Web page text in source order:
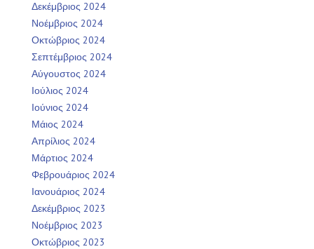
Δεκέμβριος 2024
Νοέμβριος 2024
Οκτώβριος 2024
Σεπτέμβριος 2024
Αύγουστος 2024
Ιούλιος 2024
Ιούνιος 2024
Μάιος 2024
Απρίλιος 2024
Μάρτιος 2024
Φεβρουάριος 2024
Ιανουάριος 2024
Δεκέμβριος 2023
Νοέμβριος 2023
Οκτώβριος 2023